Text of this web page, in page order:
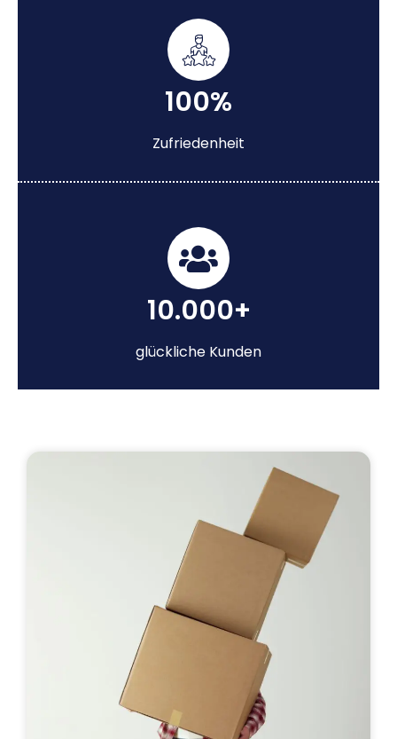
100%
Zufriedenheit
10.000+
glückliche Kunden